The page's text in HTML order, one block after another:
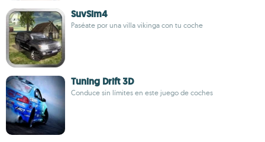
SuvSim4
Paséate por una villa vikinga con tu coche
Tuning Drift 3D
Conduce sin límites en este juego de coches